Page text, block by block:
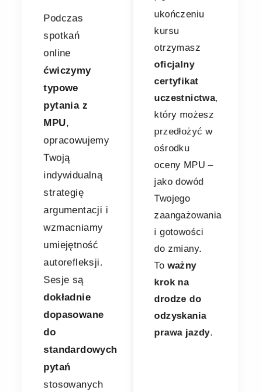
Podczas
spotkań
online
ćwiczymy
typowe
pytania z
MPU,
opracowujemy
Twoją
indywidualną
strategię
argumentacji i
wzmacniamy
umiejętność
autorefleksji.
Sesje są
dokładnie
dopasowane
do
standardowych
pytań
stosowanych
certyfikat
uczestnictwa
który możesz
przedłożyć w
ośrodku
oceny MPU –
jako dowód
Twojego
zaangażowania
i gotowości
do zmiany.
To ważny
krok na
drodze do
odzyskania
prawa jazdy.